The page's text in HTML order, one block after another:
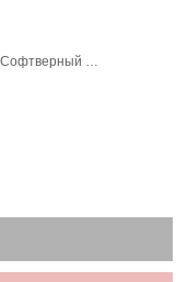
Софтверный …